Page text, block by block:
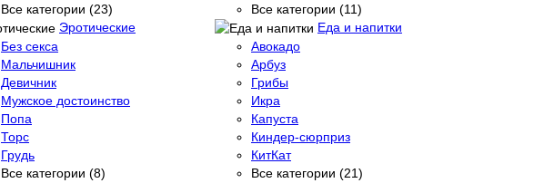
Все категории (23)
Все категории (11)
Эротические
Без секса
Мальчишник
Девичник
Мужское достоинство
Попа
Торс
Грудь
Все категории (8)
Еда и напитки
Авокадо
Арбуз
Грибы
Икра
Капуста
Киндер-сюрприз
КитКат
Все категории (21)